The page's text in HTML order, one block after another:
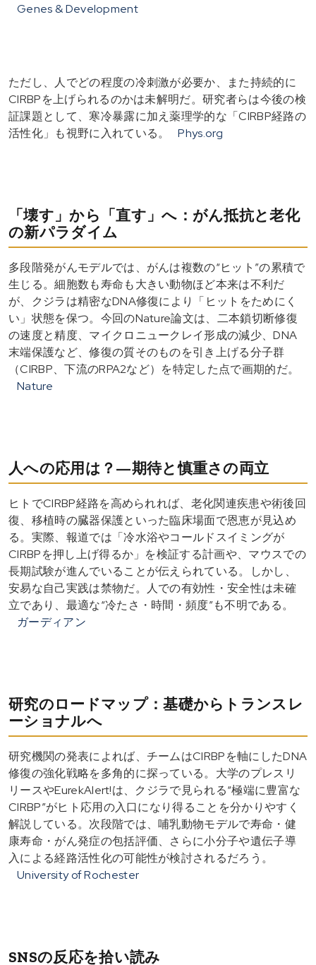
Genes & Development
ただし、人でどの程度の冷刺激が必要か、また持続的に
CIRBPを上げられるのかは未解明だ。研究者らは今後の検
証課題として、寒冷暴露に加え薬理学的な「CIRBP経路の
活性化」も視野に入れている。
Phys.org
「壊す」から「直す」へ：がん抵抗と老化
の新パラダイム
多段階発がんモデルでは、がんは複数の“ヒット”の累積で
生じる。細胞数も寿命も大きい動物ほど本来は不利だ
が、クジラは精密なDNA修復により「ヒットをためにく
い」状態を保つ。今回のNature論文は、二本鎖切断修復
の速度と精度、マイクロニュークレイ形成の減少、DNA
末端保護など、修復の質そのものを引き上げる分子群
（CIRBP、下流のRPA2など）を特定した点で画期的だ。
Nature
人への応用は？—期待と慎重さの両立
ヒトでCIRBP経路を高められれば、老化関連疾患や術後回
復、移植時の臓器保護といった臨床場面で恩恵が見込め
る。実際、報道では「冷水浴やコールドスイミングが
CIRBPを押し上げ得るか」を検証する計画や、マウスでの
長期試験が進んでいることが伝えられている。しかし、
安易な自己実践は禁物だ。人での有効性・安全性は未確
立であり、最適な“冷たさ・時間・頻度”も不明である。
ガーディアン
研究のロードマップ：基礎からトランスレ
ーショナルへ
研究機関の発表によれば、チームはCIRBPを軸にしたDNA
修復の強化戦略を多角的に探っている。大学のプレスリ
リースやEurekAlert!は、クジラで見られる“極端に豊富な
CIRBP”がヒト応用の入口になり得ることを分かりやすく
解説している。次段階では、哺乳動物モデルで寿命・健
康寿命・がん発症の包括評価、さらに小分子や遺伝子導
入による経路活性化の可能性が検討されるだろう。
University of Rochester
SNSの反応を拾い読み